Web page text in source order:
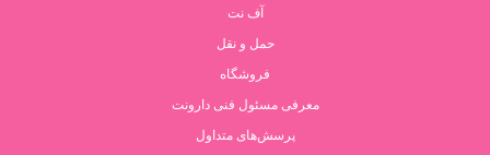
آف نت
حمل و نقل
فروشگاه
معرفی مسئول فنی دارونت
پرسش‌های متداول